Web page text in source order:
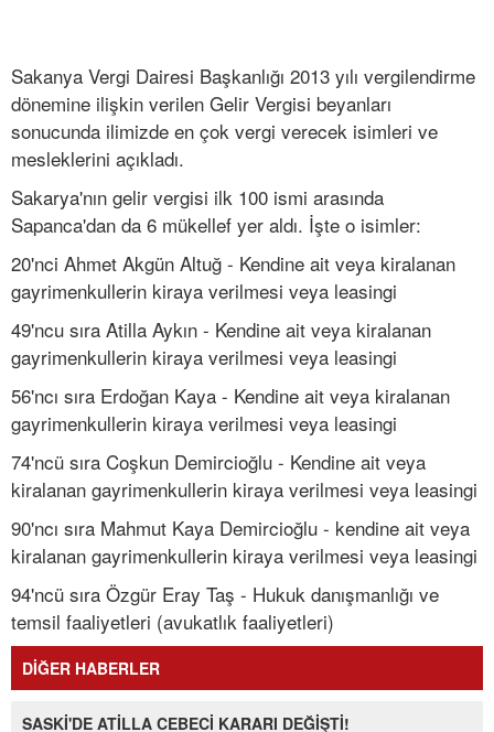
Sakanya Vergi Dairesi Başkanlığı 2013 yılı vergilendirme
dönemine ilişkin verilen Gelir Vergisi beyanları
sonucunda ilimizde en çok vergi verecek isimleri ve
mesleklerini açıkladı.
Sakarya'nın gelir vergisi ilk 100 ismi arasında
Sapanca'dan da 6 mükellef yer aldı. İşte o isimler:
20'nci Ahmet Akgün Altuğ - Kendine ait veya kiralanan
gayrimenkullerin kiraya verilmesi veya leasingi
49'ncu sıra Atilla Aykın - Kendine ait veya kiralanan
gayrimenkullerin kiraya verilmesi veya leasingi
56'ncı sıra Erdoğan Kaya - Kendine ait veya kiralanan
gayrimenkullerin kiraya verilmesi veya leasingi
74'ncü sıra Coşkun Demircioğlu - Kendine ait veya
kiralanan gayrimenkullerin kiraya verilmesi veya leasingi
90'ncı sıra Mahmut Kaya Demircioğlu - kendine ait veya
kiralanan gayrimenkullerin kiraya verilmesi veya leasingi
94'ncü sıra Özgür Eray Taş - Hukuk danışmanlığı ve
temsil faaliyetleri (avukatlık faaliyetleri)
DİĞER HABERLER
SASKİ'DE ATİLLA CEBECİ KARARI DEĞİŞTİ!